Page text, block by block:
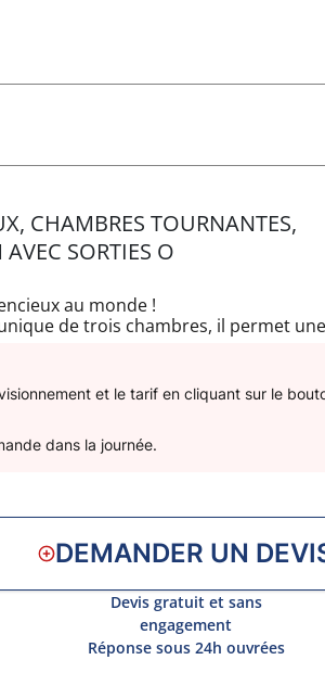
amortir le bruit ou à
fissures, fuites ou
CONÇU
MARINS
composites marinisés
Volvo, Mercruiser,
la salinité et aux
CHAMBRES TOURNANTES,
SORTIES O
au monde !
de trois chambres, il permet
de tuyaux assurent une
les plus restreints.
et le tarif en cliquant sur le
dans la journée.
DEMANDER UN
Devis gratuit et sans
engagement
Réponse sous 24h ouvrées